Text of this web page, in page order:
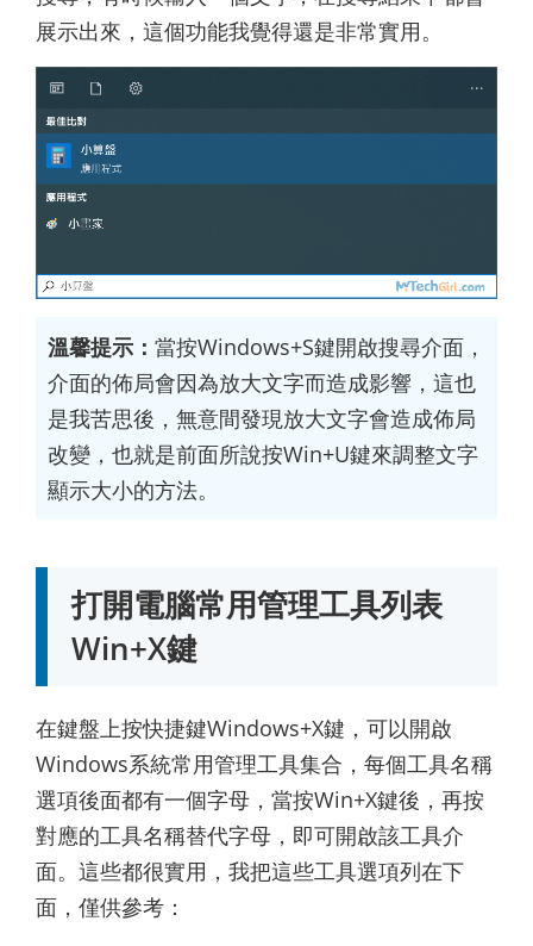
展示出來，這個功能我覺得還是非常實用。
溫馨提示： 當按Windows+S鍵開啟搜尋介面，
介面的佈局會因為放大文字而造成影響，這也
是我苦思後，無意間發現放大文字會造成佈局
改變，也就是前面所說按Win+U鍵來調整文字
顯示大小的方法。
打開電腦常用管理工具列表
Win+X鍵
在鍵盤上按快捷鍵Windows+X鍵，可以開啟
Windows系統常用管理工具集合，每個工具名稱
選項後面都有一個字母，當按Win+X鍵後，再按
對應的工具名稱替代字母，即可開啟該工具介
面。這些都很實用，我把這些工具選項列在下
面，僅供參考：